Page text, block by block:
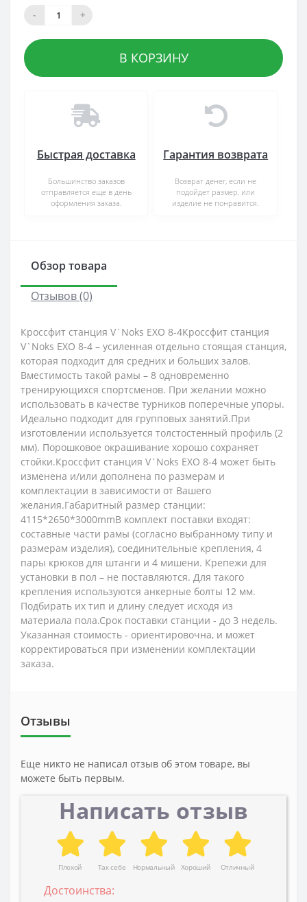
-
+
В КОРЗИНУ
Быстрая доставка
Большинство заказов
отправляется еще в день
оформления заказа.
Гарантия возврата
Возврат денег, если не
подойдет размер, или
изделие не понравится.
Обзор товара
Отзывов (0)
Кроссфит станция V`Noks EXO 8-4Кроссфит станция
V`Noks EXO 8-4 – усиленная отдельно стоящая станция,
которая подходит для средних и больших залов.
Вместимость такой рамы – 8 одновременно
тренирующихся спортсменов. При желании можно
использовать в качестве турников поперечные упоры.
Идеально подходит для групповых занятий.При
изготовлении используется толстостенный профиль (2
мм). Порошковое окрашивание хорошо сохраняет
стойки.Кроссфит станция V`Noks EXO 8-4 может быть
изменена и/или дополнена по размерам и
комплектации в зависимости от Вашего
желания.Габаритный размер станции:
4115*2650*3000mmВ комплект поставки входят:
составные части рамы (согласно выбранному типу и
размерам изделия), соединительные крепления, 4
пары крюков для штанги и 4 мишени. Крепежи для
установки в пол – не поставляются. Для такого
крепления используются анкерные болты 12 мм.
Подбирать их тип и длину следует исходя из
материала пола.Срок поставки станции - до 3 недель.
Указанная стоимость - ориентировочна, и может
корректироваться при изменении комплектации
заказа.
Отзывы
Еще никто не написал отзыв об этом товаре, вы
можете быть первым.
Написать отзыв
Плохой Так себе Нормальный Хороший Отличный
Достоинства: